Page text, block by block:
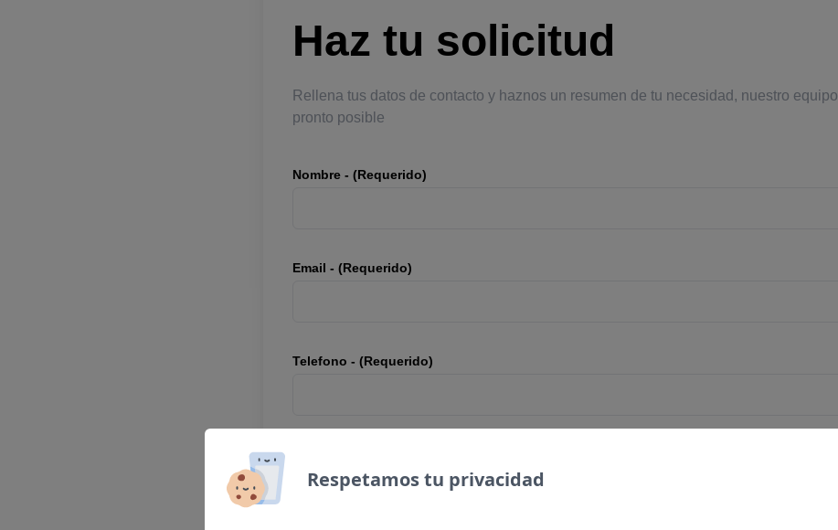
Respetamos tu privacidad
Haz tu solicitud
Rellena tus datos de contacto y haznos un resumen de tu necesidad, nuestro
pronto posible
Nombre - (Requerido)
Email - (Requerido)
Telefono - (Requerido)